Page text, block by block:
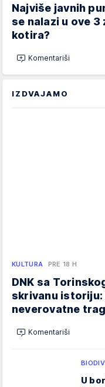
Najviše javnih
se nalazi u ove 3
kotira?
Komentariši
IZDVAJAMO
KULTURA PRE 18 H
DNK sa
skrivanu
neverovatne
Komentariši
U